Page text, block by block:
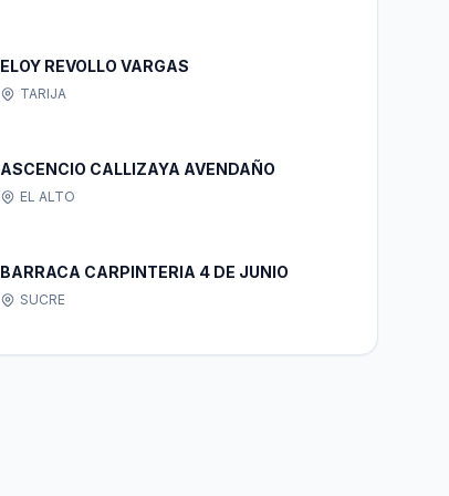
ELOY REVOLLO VARGAS
TARIJA
ASCENCIO CALLIZAYA AVENDAÑO
EL ALTO
BARRACA CARPINTERIA 4 DE JUNIO
SUCRE